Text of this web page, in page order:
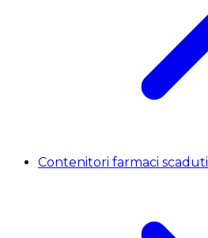
Contenitori farmaci scaduti